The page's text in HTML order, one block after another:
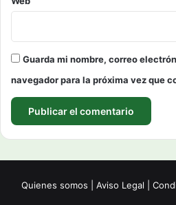
Guarda mi nombre, correo
navegador para la próxima vez que
Quienes somos Aviso Legal